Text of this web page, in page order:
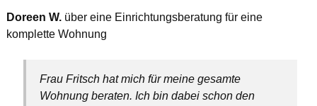
Doreen W. über eine Einrichtungsberatung für eine
komplette Wohnung
Frau Fritsch hat mich für meine gesamte
Wohnung beraten. Ich bin dabei schon den